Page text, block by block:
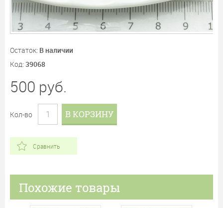
Остаток: В наличии
Код: 39068
500 руб.
Кол-во В КОРЗИНУ
Сравнить
Похожие товары